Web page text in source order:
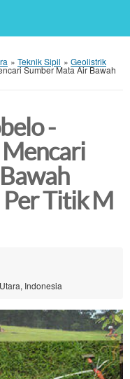
» Teknik Sipil » Geolistrik
Sumber Mata Air Bawah
-
Titik M
Indonesia